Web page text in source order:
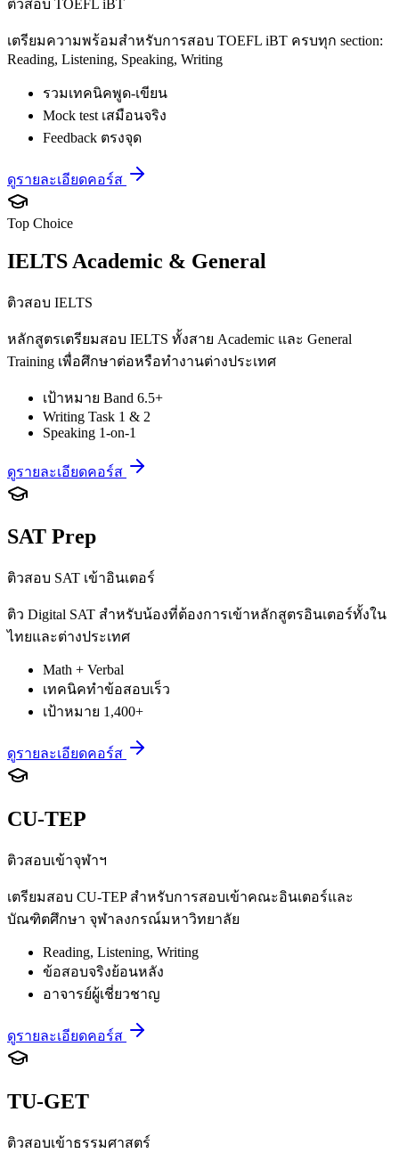
ติวสอบ TOEFL iBT
เตรียมความพร้อมสำหรับการสอบ TOEFL iBT ครบทุก section:
Reading, Listening, Speaking, Writing
รวมเทคนิคพูด-เขียน
Mock test เสมือนจริง
Feedback ตรงจุด
ดูรายละเอียดคอร์ส
Top Choice
IELTS Academic & General
ติวสอบ IELTS
หลักสูตรเตรียมสอบ IELTS ทั้งสาย Academic และ General
Training เพื่อศึกษาต่อหรือทำงานต่างประเทศ
เป้าหมาย Band 6.5+
Writing Task 1 & 2
Speaking 1-on-1
ดูรายละเอียดคอร์ส
SAT Prep
ติวสอบ SAT เข้าอินเตอร์
ติว Digital SAT สำหรับน้องที่ต้องการเข้าหลักสูตรอินเตอร์ทั้งใน
ไทยและต่างประเทศ
Math + Verbal
เทคนิคทำข้อสอบเร็ว
เป้าหมาย 1,400+
ดูรายละเอียดคอร์ส
CU-TEP
ติวสอบเข้าจุฬาฯ
เตรียมสอบ CU-TEP สำหรับการสอบเข้าคณะอินเตอร์และ
บัณฑิตศึกษา จุฬาลงกรณ์มหาวิทยาลัย
Reading, Listening, Writing
ข้อสอบจริงย้อนหลัง
อาจารย์ผู้เชี่ยวชาญ
ดูรายละเอียดคอร์ส
TU-GET
ติวสอบเข้าธรรมศาสตร์